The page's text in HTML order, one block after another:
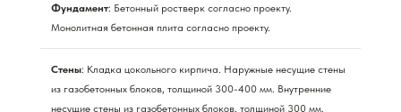
Фундамент: Бетонный ростверк согласно проекту.
Монолитная бетонная плита согласно проекту.
Стены: Кладка цокольного кирпича. Наружные несущие стены
из газобетонных блоков, толщиной 300-400 мм. Внутренние
несущие стены из газобетонных блоков, толщиной 300 мм.